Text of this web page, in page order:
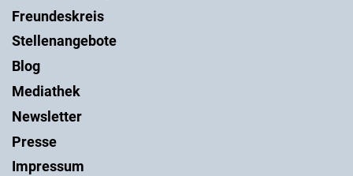
Freundeskreis
Stellenangebote
Blog
Mediathek
Newsletter
Presse
Impressum